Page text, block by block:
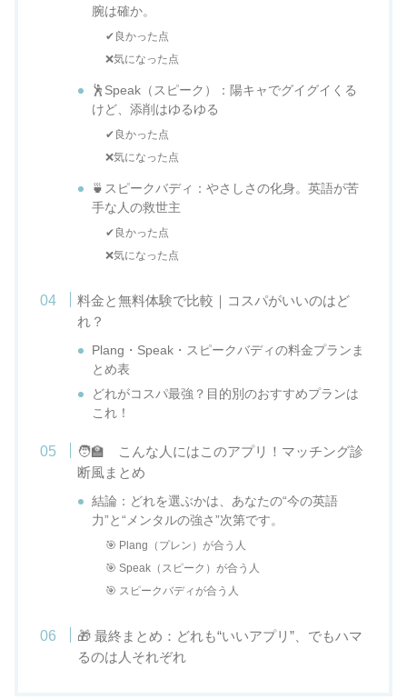
腕は確か。
✔良かった点
❌気になった点
🕺Speak（スピーク）：陽キャでグイグイくる
けど、添削はゆるゆる
✔良かった点
❌気になった点
🍵スピークバディ：やさしさの化身。英語が苦
手な人の救世主
✔良かった点
❌気になった点
料金と無料体験で比較｜コスパがいいのはど
れ？
Plang・Speak・スピークバディの料金プランま
とめ表
どれがコスパ最強？目的別のおすすめプランは
これ！
🧑‍🏫 こんな人にはこのアプリ！マッチング診
断風まとめ
結論：どれを選ぶかは、あなたの“今の英語
力”と“メンタルの強さ”次第です。
🎯 Plang（プレン）が合う人
🎯 Speak（スピーク）が合う人
🎯 スピークバディが合う人
🎁 最終まとめ：どれも“いいアプリ”、でもハマ
るのは人それぞれ